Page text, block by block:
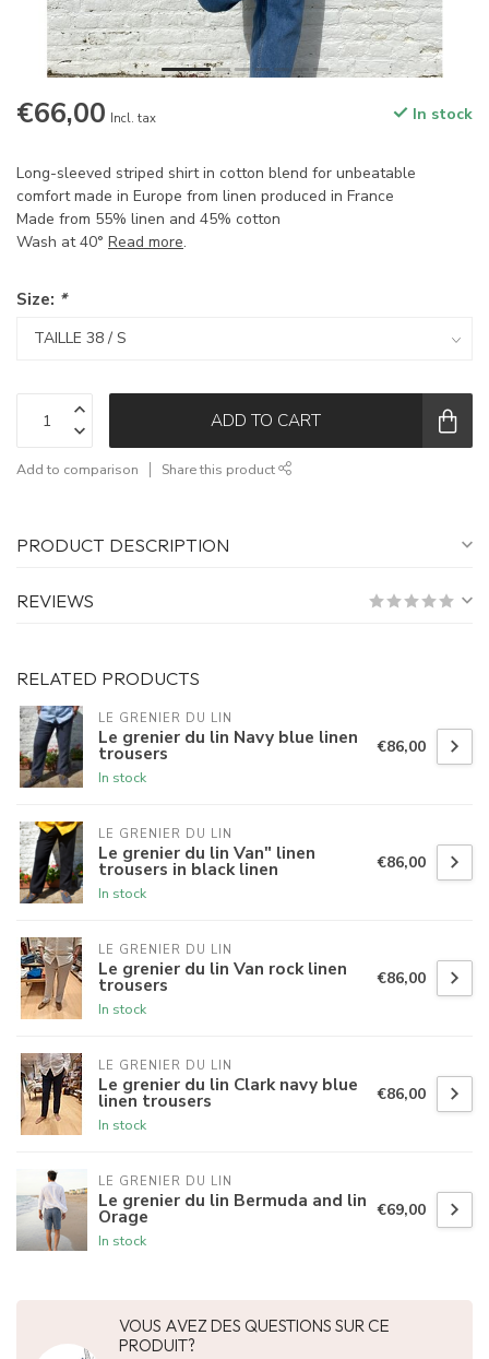
€66,00 Incl. tax In stock
Long-sleeved striped shirt in cotton blend for unbeatable
comfort made in Europe from linen produced in France
Made from 55% linen and 45% cotton
Wash at 40° Read more.
Size: *
ADD TO CART
Add to comparison Share this product
PRODUCT DESCRIPTION
REVIEWS
RELATED PRODUCTS
LE GRENIER DU LIN
Le grenier du lin Navy blue linen
trousers
In stock
€86,00
LE GRENIER DU LIN
Le grenier du lin Van" linen
trousers in black linen
In stock
€86,00
LE GRENIER DU LIN
Le grenier du lin Van rock linen
trousers
In stock
€86,00
LE GRENIER DU LIN
Le grenier du lin Clark navy blue
linen trousers
In stock
€86,00
LE GRENIER DU LIN
Le grenier du lin Bermuda and lin
Orage
In stock
€69,00
VOUS AVEZ DES QUESTIONS SUR CE
PRODUIT?